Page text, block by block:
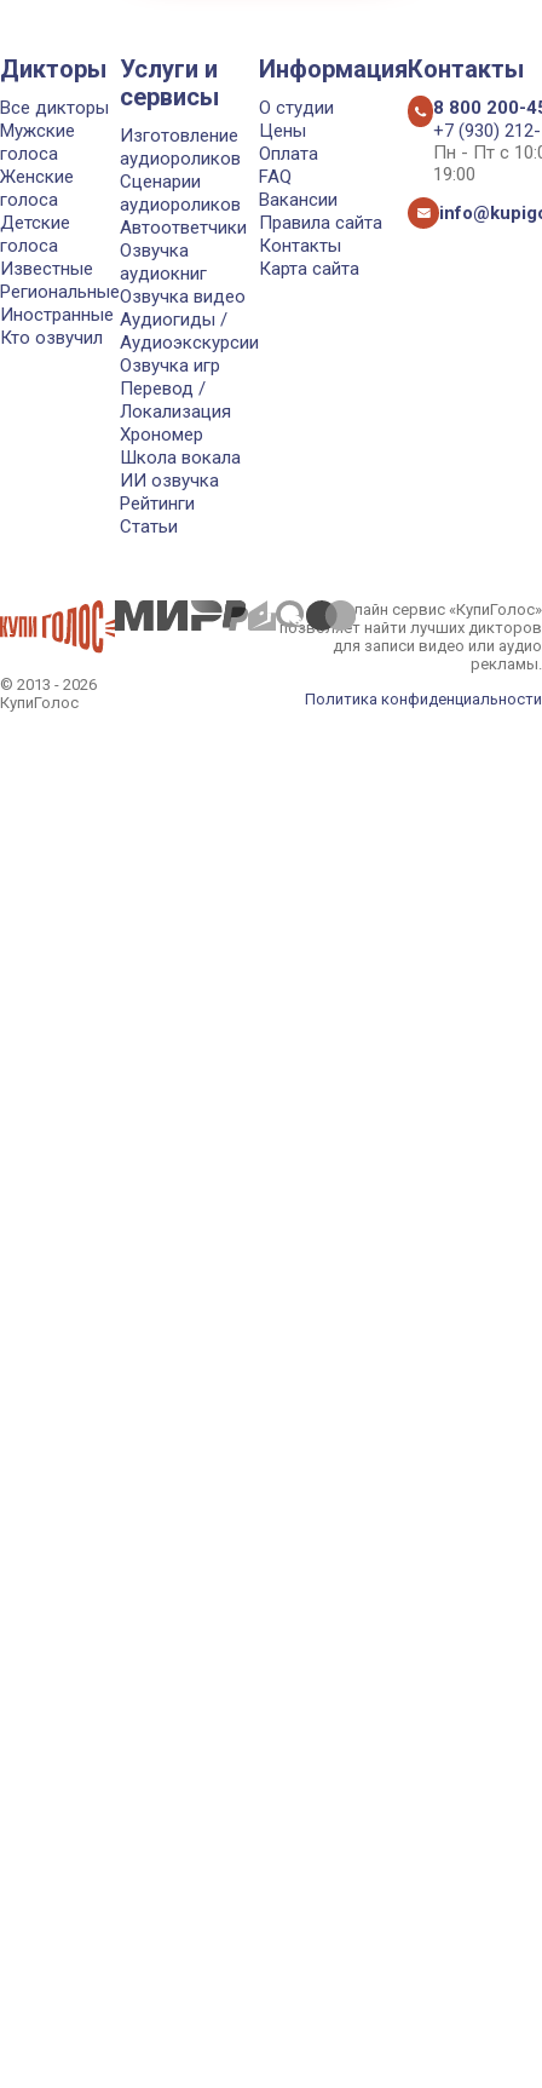
Дикторы
Все дикторы
Мужские
голоса
Женские
голоса
Детские
голоса
Известные
Региональные
Иностранные
Кто озвучил
Услуги и
сервисы
Изготовление
аудиороликов
Сценарии
аудиороликов
Автоответчики
Озвучка
аудиокниг
Озвучка видео
Аудиогиды /
Аудиоэкскурсии
Озвучка игр
Перевод /
Локализация
Хрономер
Школа вокала
ИИ озвучка
Рейтинги
Статьи
Информация
О студии
Цены
Оплата
FAQ
Вакансии
Правила сайта
Контакты
Карта сайта
Контакты
8 800 200-
+7 (930)
Пн - Пт с
19:00
© 2013 - 2026
КупиГолос
Онлайн сервис «КупиГолос»
позволяет найти лучших дикторов
для записи видео или аудио
рекламы.
Политика конфиденциальности